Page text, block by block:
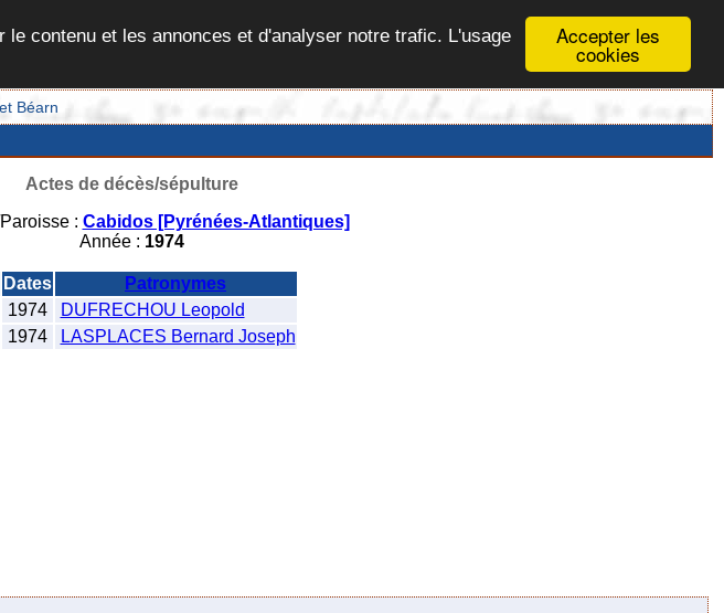
Accepter les
cookies
contenu et les annonces et d'analyser notre trafic. L'usage
Béarn
Actes de décès/sépulture
: Cabidos [Pyrénées-Atlantiques]
Année : 1974
Dates
Patronymes
1974
DUFRECHOU Leopold
1974 LASPLACES Bernard Joseph